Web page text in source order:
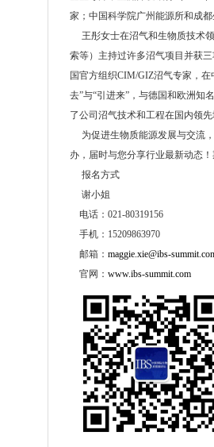
家；中国科学院广州能源所和成
王彤女士在沼气和生物质技术
索等）主持过许多沼气项目并获
国官方组织CIM/GIZ沼气专家，
去”与“引进来”，与德国和欧洲知
了公司沼气技术和工程在国内领
为促进生物质能源发展与交流，
办，届时与您分享行业最新动态
报名方式
谢小姐
电话：021-80319156
手机：15209863970
邮箱： maggie.xie@ibs-
官网： www.ibs-summit.com